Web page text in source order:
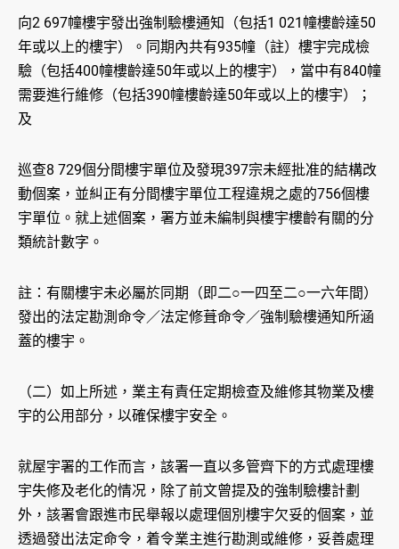
向2 697幢樓宇發出強制驗樓通知（包括1 021幢樓齡達50
年或以上的樓宇）。同期內共有935幢（註）樓宇完成檢
驗（包括400幢樓齡達50年或以上的樓宇），當中有840幢
需要進行維修（包括390幢樓齡達50年或以上的樓宇）；
及
巡查8 729個分間樓宇單位及發現397宗未經批准的結構改
動個案，並糾正有分間樓宇單位工程違規之處的756個樓
宇單位。就上述個案，署方並未編制與樓宇樓齡有關的分
類統計數字。
註：有關樓宇未必屬於同期（即二○一四至二○一六年間）
發出的法定勘測命令／法定修葺命令／強制驗樓通知所涵
蓋的樓宇。
（二）如上所述，業主有責任定期檢查及維修其物業及樓
宇的公用部分，以確保樓宇安全。
就屋宇署的工作而言，該署一直以多管齊下的方式處理樓
宇失修及老化的情况，除了前文曾提及的強制驗樓計劃
外，該署會跟進市民舉報以處理個別樓宇欠妥的個案，並
透過發出法定命令，着令業主進行勘測或維修，妥善處理